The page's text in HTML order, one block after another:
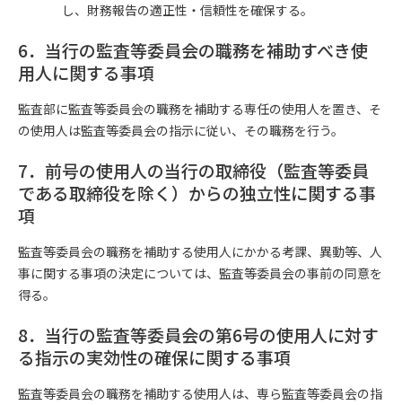
し、財務報告の適正性・信頼性を確保する。
6．当行の監査等委員会の職務を補助すべき使
用人に関する事項
監査部に監査等委員会の職務を補助する専任の使用人を置き、そ
の使用人は監査等委員会の指示に従い、その職務を行う。
7．前号の使用人の当行の取締役（監査等委員
である取締役を除く）からの独立性に関する事
項
監査等委員会の職務を補助する使用人にかかる考課、異動等、人
事に関する事項の決定については、監査等委員会の事前の同意を
得る。
8．当行の監査等委員会の第6号の使用人に対す
る指示の実効性の確保に関する事項
監査等委員会の職務を補助する使用人は、専ら監査等委員会の指